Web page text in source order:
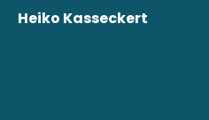
Heiko Kasseckert